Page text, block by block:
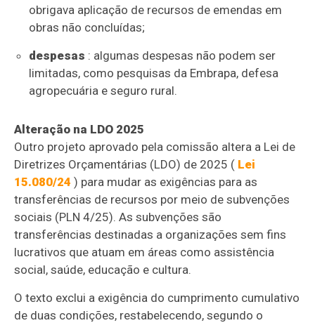
obrigava aplicação de recursos de emendas em
obras não concluídas;
despesas : algumas despesas não podem ser
limitadas, como pesquisas da Embrapa, defesa
agropecuária e seguro rural.
Alteração na LDO 2025
Outro projeto aprovado pela comissão altera a Lei de
Diretrizes Orçamentárias (LDO) de 2025 ( Lei
15.080/24 ) para mudar as exigências para as
transferências de recursos por meio de subvenções
sociais (PLN 4/25). As subvenções são
transferências destinadas a organizações sem fins
lucrativos que atuam em áreas como assistência
social, saúde, educação e cultura.
O texto exclui a exigência do cumprimento cumulativo
de duas condições, restabelecendo, segundo o